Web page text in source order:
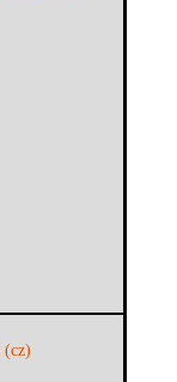
(cz)